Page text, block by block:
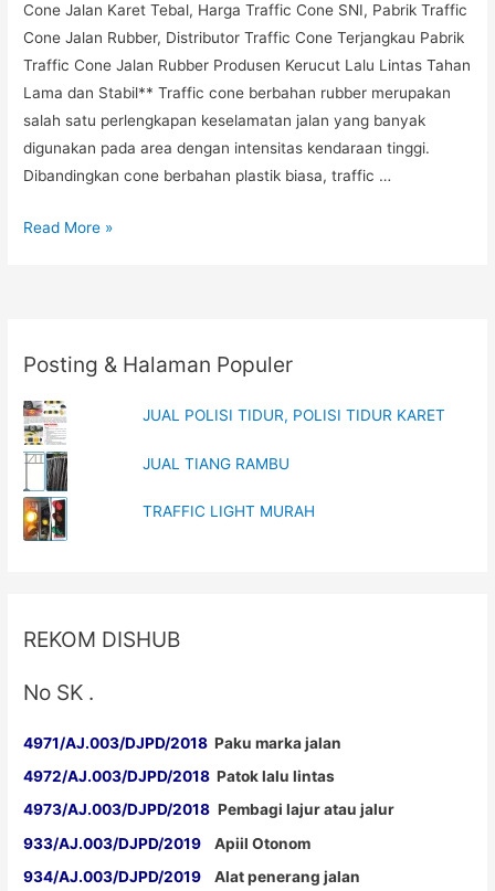
Cone Jalan Karet Tebal, Harga Traffic Cone SNI, Pabrik Traffic
Cone Jalan Rubber, Distributor Traffic Cone Terjangkau Pabrik
Traffic Cone Jalan Rubber Produsen Kerucut Lalu Lintas Tahan
Lama dan Stabil** Traffic cone berbahan rubber merupakan
salah satu perlengkapan keselamatan jalan yang banyak
digunakan pada area dengan intensitas kendaraan tinggi.
Dibandingkan cone berbahan plastik biasa, traffic …
Cone
Traffic
SNI,
Pabrik
Traffic
Cone
Jalan
Cone
Read More »
Posting & Halaman Populer
JUAL POLISI TIDUR, POLISI TIDUR KARET
JUAL TIANG RAMBU
TRAFFIC LIGHT MURAH
REKOM DISHUB
No SK .
4971/AJ.003/DJPD/2018 Paku marka jalan
4972/AJ.003/DJPD/2018 Patok lalu lintas
4973/AJ.003/DJPD/2018 Pembagi lajur atau jalur
933/AJ.003/DJPD/2019 Apiil Otonom
934/AJ.003/DJPD/2019 Alat penerang jalan